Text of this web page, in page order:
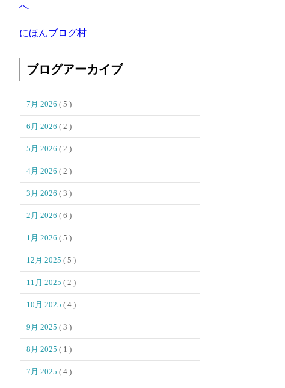
にほんブログ村
ブログアーカイブ
7月 2026 ( 5 )
6月 2026 ( 2 )
5月 2026 ( 2 )
4月 2026 ( 2 )
3月 2026 ( 3 )
2月 2026 ( 6 )
1月 2026 ( 5 )
12月 2025 ( 5 )
11月 2025 ( 2 )
10月 2025 ( 4 )
9月 2025 ( 3 )
8月 2025 ( 1 )
7月 2025 ( 4 )